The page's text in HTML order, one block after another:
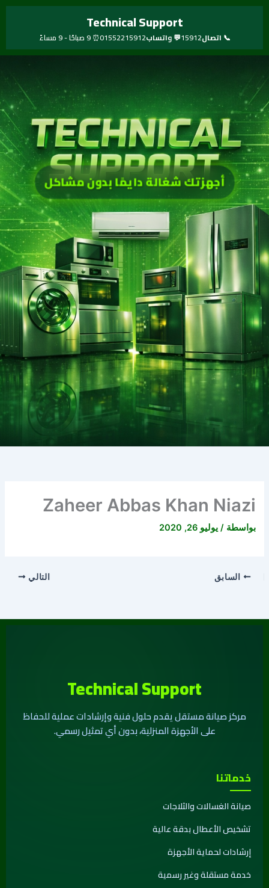
تخطي
Technical Support
📞 اتصال15912💬 واتساب01552215912⏰ 9 صباحًا - 9 مساءً
أجهزتك شغالة دايمًا بدون مشاكل
Zaheer Abbas Khan Niazi
بواسطة /يوليو 26, 2020
السابق التالي
Technical Support
مركز صيانة مستقل يقدم حلول فنية وإرشادات عملية للحفاظ
على الأجهزة المنزلية، بدون أي تمثيل رسمي.
خدماتنا
صيانة الغسالات والثلاجات
تشخيص الأعطال بدقة عالية
إرشادات لحماية الأجهزة
خدمة مستقلة وغير رسمية